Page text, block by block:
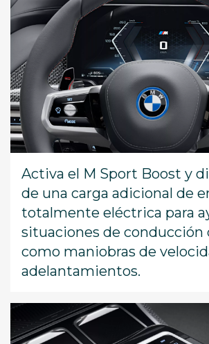
Activa el M Sport Boost y
de una carga adicional de
totalmente eléctrica para
situaciones de conducción
como maniobras de
adelantamientos.